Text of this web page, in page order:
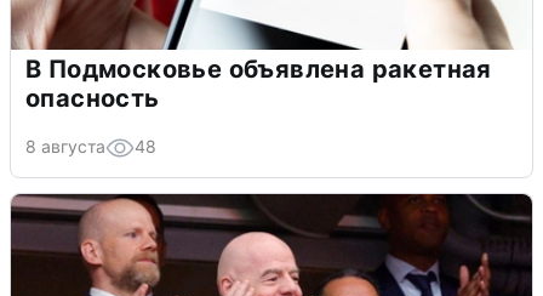
В Подмосковье объявлена ракетная
опасность
8 августа 48